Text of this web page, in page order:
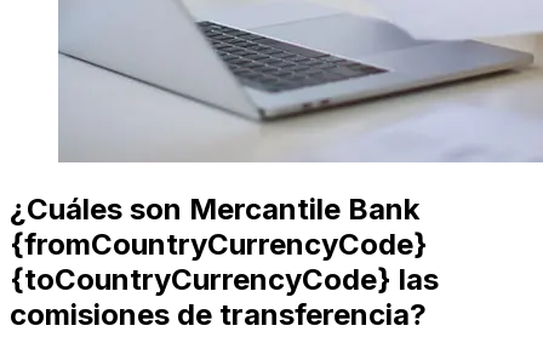
¿Cuáles son Mercantile Bank
{fromCountryCurrencyCode}
{toCountryCurrencyCode} las
comisiones de transferencia?